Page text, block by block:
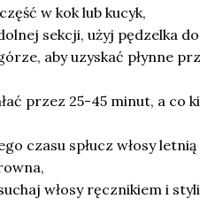
w kok lub kucyk,
sekcji, użyj pędzelka
aby uzyskać płynne
przez 25-45 minut, a co
czasu spłucz włosy
włosy ręcznikiem i